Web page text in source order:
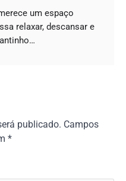
um espaço
relaxar, descansar e
publicado. Campos
*